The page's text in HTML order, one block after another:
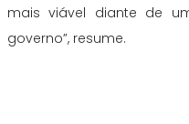
mais viável diante de
governo”, resume.